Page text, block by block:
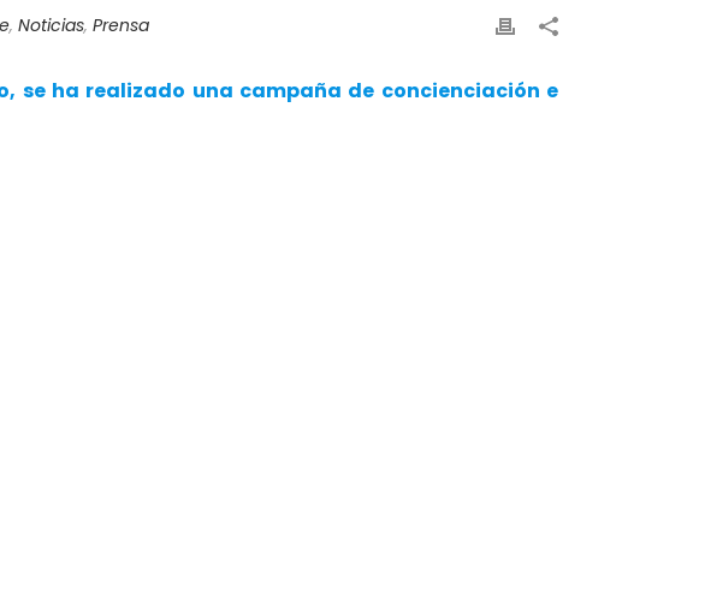
, Noticias, Prensa
se ha realizado una campaña de concienciación e